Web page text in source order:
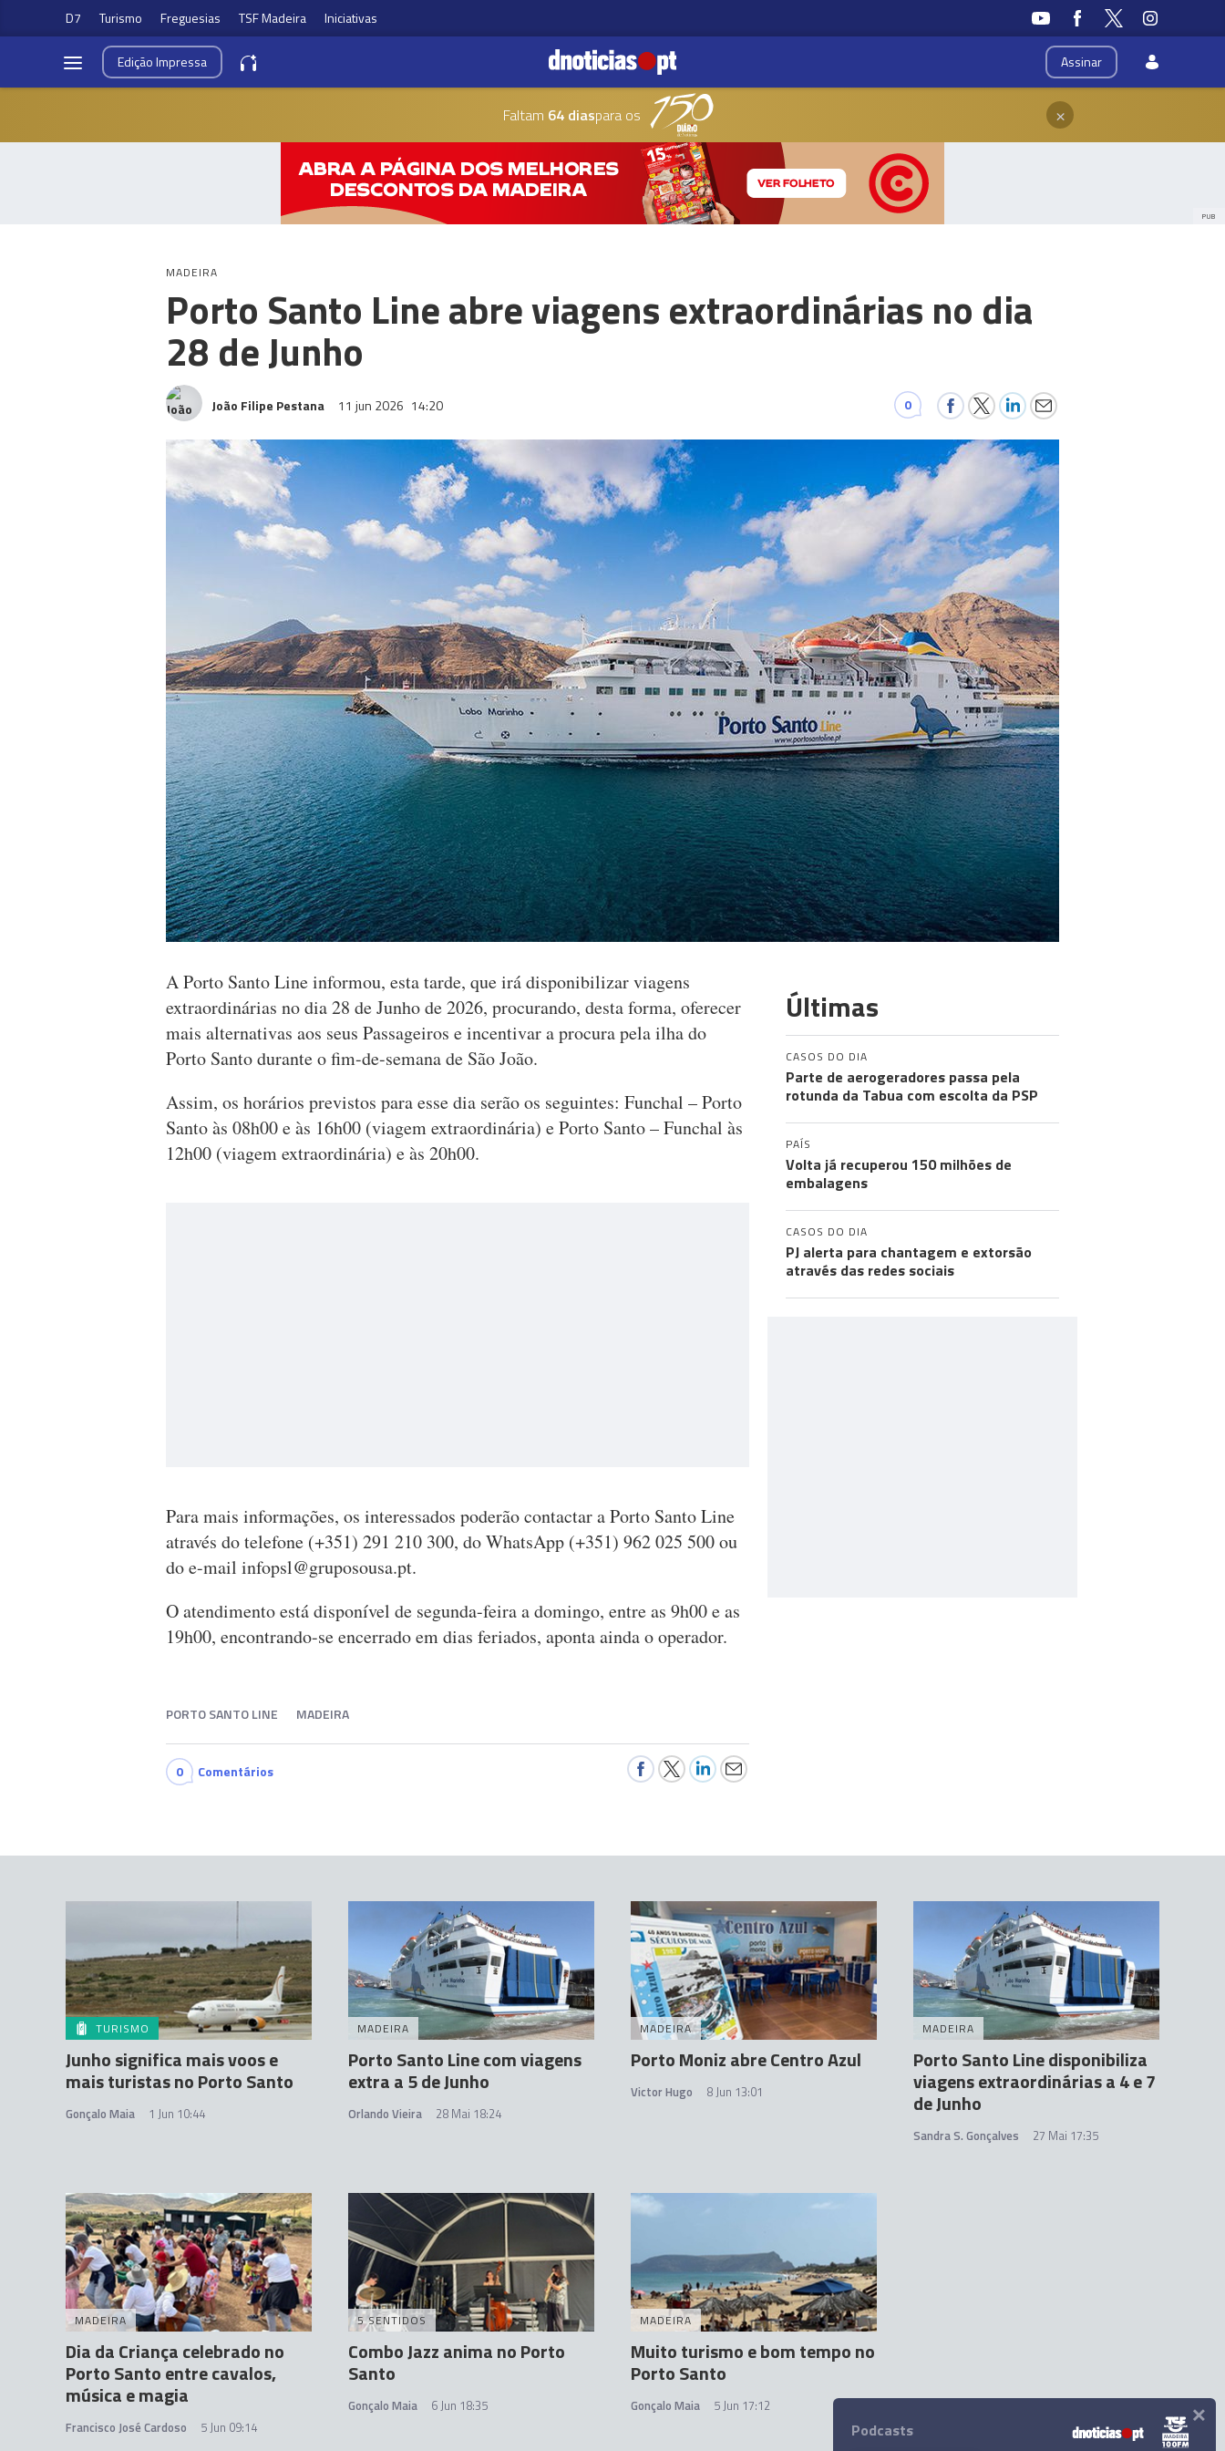
D7 Turismo Freguesias TSF Madeira Iniciativas
Assinar
EdiçãoImpressa
Faltam 64 diaspara os ×
PUB
MADEIRA
Porto Santo Line abre viagens extraordinárias no dia
28 de Junho
João Filipe Pestana 11 jun 2026 14:20 0
A Porto Santo Line informou, esta tarde, que irá disponibilizar viagens
extraordinárias no dia 28 de Junho de 2026, procurando, desta forma, oferecer
mais alternativas aos seus Passageiros e incentivar a procura pela ilha do
Porto Santo durante o fim-de-semana de São João.
Assim, os horários previstos para esse dia serão os seguintes: Funchal – Porto
Santo às 08h00 e às 16h00 (viagem extraordinária) e Porto Santo – Funchal às
12h00 (viagem extraordinária) e às 20h00.
Para mais informações, os interessados poderão contactar a Porto Santo Line
através do telefone (+351) 291 210 300, do WhatsApp (+351) 962 025 500 ou
do e-mail infopsl@gruposousa.pt.
O atendimento está disponível de segunda-feira a domingo, entre as 9h00 e as
19h00, encontrando-se encerrado em dias feriados, aponta ainda o operador.
PORTO SANTO LINE MADEIRA
0 Comentários
Últimas
CASOS DO DIA
Parte de aerogeradores passa pela
rotunda da Tabua com escolta da PSP
PAÍS
Volta já recuperou 150 milhões de
embalagens
CASOS DO DIA
PJ alerta para chantagem e extorsão
através das redes sociais
TURISMO
Junho significa mais voos e
mais turistas no Porto Santo
Gonçalo Maia 1 Jun 10:44
MADEIRA
Porto Santo Line com viagens
extra a 5 de Junho
Orlando Vieira 28 Mai 18:24
MADEIRA
Porto Moniz abre Centro Azul
Victor Hugo 8 Jun 13:01
MADEIRA
Porto Santo Line disponibiliza
viagens extraordinárias a 4 e 7
de Junho
Sandra S. Gonçalves 27 Mai 17:35
MADEIRA
Dia da Criança celebrado no
Porto Santo entre cavalos,
música e magia
Francisco José Cardoso 5 Jun 09:14
5 SENTIDOS
Combo Jazz anima no Porto
Santo
Gonçalo Maia 6 Jun 18:35
MADEIRA
Muito turismo e bom tempo no
Porto Santo
Gonçalo Maia 5 Jun 17:12
Podcasts ×